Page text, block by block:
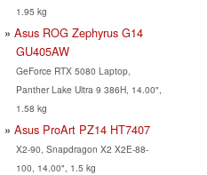
1.95 kg
Asus ROG Zephyrus G14
GU405AW
GeForce RTX 5080 Laptop,
Panther Lake Ultra 9 386H, 14.00",
1.58 kg
Asus ProArt PZ14 HT7407
X2-90, Snapdragon X2 X2E-88-
100, 14.00", 1.5 kg